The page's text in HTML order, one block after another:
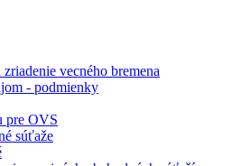
vecného bremena
- podmienky
pre OVS
súťaže